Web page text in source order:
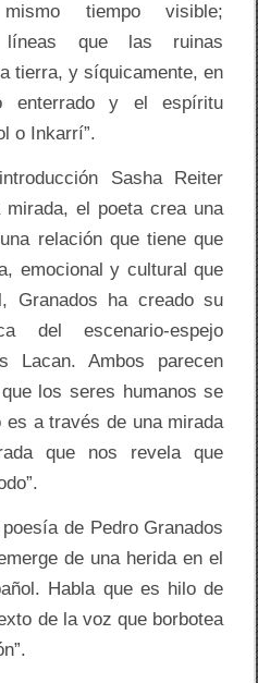
tiempo visible;
que las ruinas
tierra, y síquicamente, en
enterrado y el espíritu
o Inkarrí”.
Sasha Reiter
mirada, el poeta crea una
relación que tiene que
emocional y cultural que
Granados ha creado su
del escenario-espejo
Lacan. Ambos parecen
los seres humanos se
es a través de una mirada
que nos revela que
de Pedro Granados
de una herida en el
Habla que es hilo de
de la voz que borbotea